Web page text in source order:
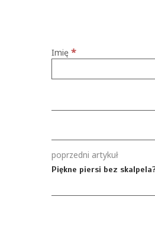
Imię *
poprzedni artykuł
Piękne piersi bez